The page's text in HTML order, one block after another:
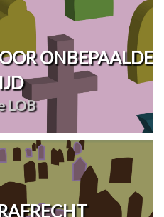
ONBEPAALDE
LOB